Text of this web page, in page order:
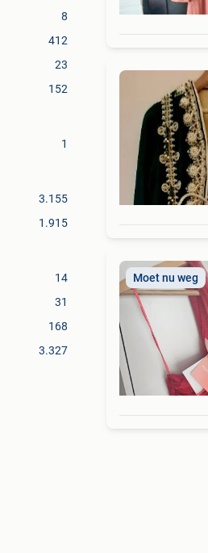
8
412
23
152
1
3.155
1.915
14
31
168
3.327
Moet nu weg